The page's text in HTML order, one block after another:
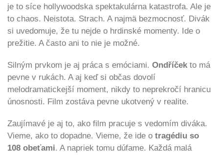
je to síce hollywoodska spektakulárna katastrofa. Ale je
to chaos. Neistota. Strach. A najmä bezmocnosť. Divák
si uvedomuje, že tu nejde o hrdinské momenty. Ide o
prežitie. A často ani to nie je možné.
Silným prvkom je aj práca s emóciami. Ondříčekto má
pevne v rukách. A aj keď si občas dovolí
melodramatickejší moment, nikdy to neprekročí hranicu
únosnosti. Film zostáva pevne ukotvený v realite.
Zaujímavé je aj to, ako film pracuje s vedomím diváka.
Vieme, ako to dopadne. Vieme, že ide o tragédiu so
108 obeťami. A napriek tomu dúfame. Každá malá